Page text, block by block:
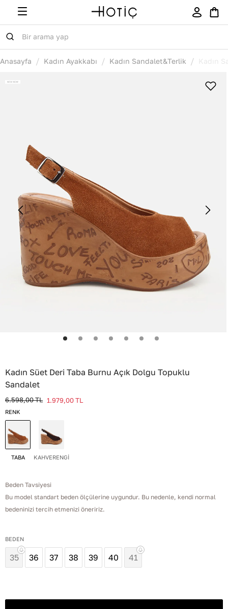
Anasayfa / Kadın Ayakkabı / Kadın Sandalet&Terlik / Kadın
Kadın Süet Deri Taba Burnu Açık Dolgu Topuklu
Sandalet
6.598,00TL 1.979,00TL
RENK
TABA KAHVERENGİ
Beden Tavsiyesi
Bu model standart beden ölçülerine uygundur. Bu nedenle, kendi normal
bedeninizi tercih etmenizi öneririz.
BEDEN
35 36 37 38 39 40 41